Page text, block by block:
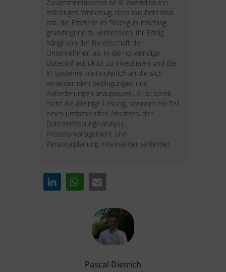
Zusammenfassend ist KI zweifellos ein
mächtiges Werkzeug, dass das Potenzial
hat, die Effizienz im Stückgutumschlag
grundlegend zu verbessern. Ihr Erfolg
hängt von der Bereitschaft der
Unternehmen ab, in die notwendige
Dateninfrastruktur zu investieren und die
KI-Systeme kontinuierlich an die sich
verändernden Bedingungen und
Anforderungen anzupassen. KI ist somit
nicht die alleinige Lösung, sondern ein Teil
eines umfassenden Ansatzes, der
Datenerfassung/-analyse,
Prozessmanagement und
Personalplanung miteinander verbindet.
Pascal Dietrich